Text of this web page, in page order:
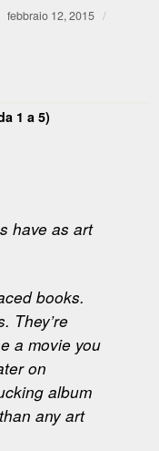
febbraio 12, 2015 /
1 a 5)
have as art
books.
They’re
a movie you
on
album
any art